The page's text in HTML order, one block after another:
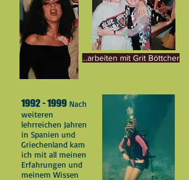
...arbeiten mit Grit Böttcher
1992 - 1999 Nach
weiteren
lehrreichen Jahren
in Spanien und
Griechenland kam
ich mit all meinen
Erfahrungen und
meinem Wissen